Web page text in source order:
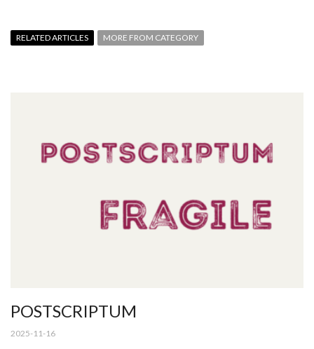
RELATED ARTICLES MORE FROM CATEGORY
POSTSCRIPTUM
2025-11-16